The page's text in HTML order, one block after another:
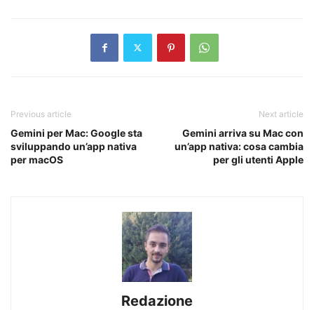
Previous article
Gemini per Mac: Google sta
sviluppando un’app nativa
per macOS
Next article
Gemini arriva su Mac con
un’app nativa: cosa cambia
per gli utenti Apple
Redazione